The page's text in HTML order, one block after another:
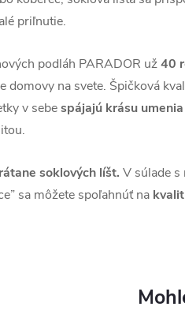
priľnutie.
podláh PARADOR už40
domovy na svete. Špičková
v sebespájajú krásu
soklových líšt. V súlade
sa môžete spoľahnúť na